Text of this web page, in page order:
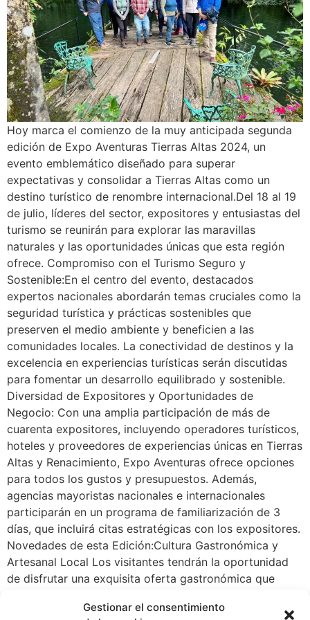
Gestionar el consentimiento
Hoy marca el comienzo de la muy anticipada segunda
edición de Expo Aventuras Tierras Altas 2024, un
evento emblemático diseñado para superar
expectativas y consolidar a Tierras Altas como un
destino turístico de renombre internacional.Del 18 al 19
de julio, líderes del sector, expositores y entusiastas del
turismo se reunirán para explorar las maravillas
naturales y las oportunidades únicas que esta región
ofrece. Compromiso con el Turismo Seguro y
Sostenible:En el centro del evento, destacados
expertos nacionales abordarán temas cruciales como la
seguridad turística y prácticas sostenibles que
preserven el medio ambiente y beneficien a las
comunidades locales. La conectividad de destinos y la
excelencia en experiencias turísticas serán discutidas
para fomentar un desarrollo equilibrado y sostenible.
Diversidad de Expositores y Oportunidades de
Negocio: Con una amplia participación de más de
cuarenta expositores, incluyendo operadores turísticos,
hoteles y proveedores de experiencias únicas en Tierras
Altas y Renacimiento, Expo Aventuras ofrece opciones
para todos los gustos y presupuestos. Además,
agencias mayoristas nacionales e internacionales
participarán en un programa de familiarización de 3
días, que incluirá citas estratégicas con los expositores.
Novedades de esta Edición:Cultura Gastronómica y
Artesanal Local Los visitantes tendrán la oportunidad
de disfrutar una exquisita oferta gastronómica que
adquirir productos artesanales únicos que reflejan el